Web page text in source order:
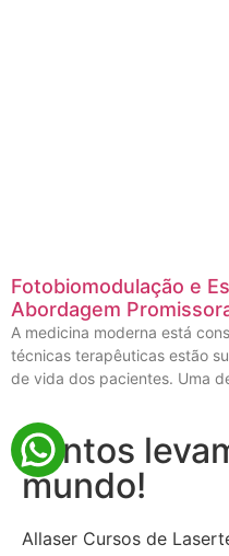
Fotobiomodulação e
Abordagem
A medicina moderna está
técnicas terapêuticas estão
de vida dos pacientes. Uma
Juntos
mundo!
Allaser Cursos de